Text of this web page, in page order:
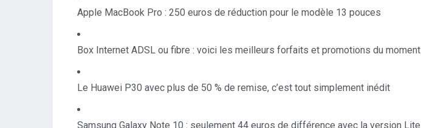
Apple MacBook Pro : 250 euros de réduction pour le modèle 13 pouces
Box Internet ADSL ou fibre : voici les meilleurs forfaits et promotions du moment
Le Huawei P30 avec plus de 50 % de remise, c’est tout simplement inédit
Samsung Galaxy Note 10 : seulement 44 euros de différence avec la version Lite